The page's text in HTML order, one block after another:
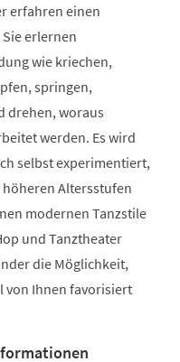
erfahren einen
erlernen
wie kriechen,
springen,
drehen, woraus
werden. Es wird
selbst experimentiert,
Altersstufen
modernen Tanzstile
und Tanztheater
die Möglichkeit,
von Ihnen favorisiert